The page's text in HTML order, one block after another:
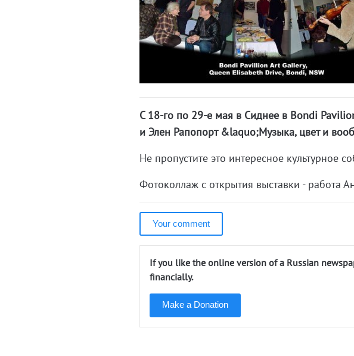
С 18-го по 29-е мая в Сиднее в Bondi
и Элен Рапопорт &laquo;Музыка, цвет и
Не пропустите это интересное культурное
Фотоколлаж с открытия выставки - работа
Your comment
If you like the online version of a Russian
financially.
Make a Donation